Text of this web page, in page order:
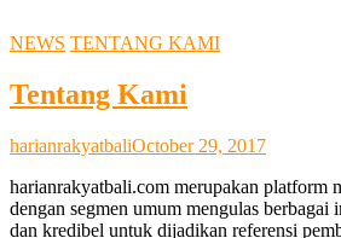
NEWS TENTANG KAMI
Tentang Kami
harianrakyatbaliOctober 29, 2017
harianrakyatbali.com merupakan platform
dengan segmen umum mengulas berbagai
dan kredibel untuk dijadikan referensi